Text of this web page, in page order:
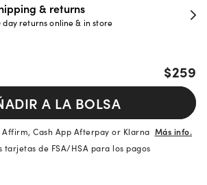
& returns
day returns online & in store
$259
A LA BOLSA
Affirm, Cash App Afterpay or Klarna Más info.
tarjetas de FSA/HSA para los pagos